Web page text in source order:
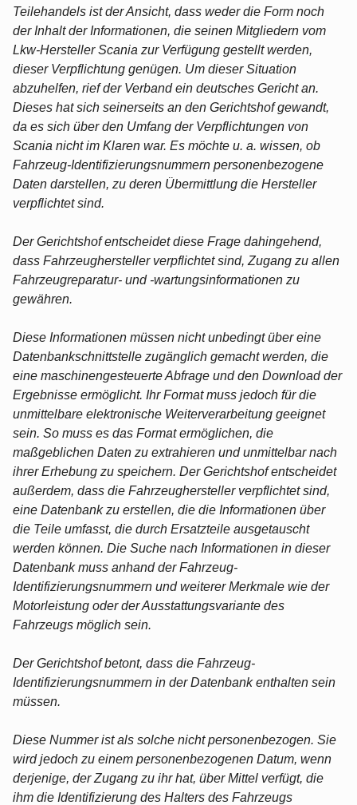
Teilehandels ist der Ansicht, dass weder die Form noch
der Inhalt der Informationen, die seinen Mitgliedern vom
Lkw-Hersteller Scania zur Verfügung gestellt werden,
dieser Verpflichtung genügen. Um dieser Situation
abzuhelfen, rief der Verband ein deutsches Gericht an.
Dieses hat sich seinerseits an den Gerichtshof gewandt,
da es sich über den Umfang der Verpflichtungen von
Scania nicht im Klaren war. Es möchte u. a. wissen, ob
Fahrzeug-Identifizierungsnummern personenbezogene
Daten darstellen, zu deren Übermittlung die Hersteller
verpflichtet sind.
Der Gerichtshof entscheidet diese Frage dahingehend,
dass Fahrzeughersteller verpflichtet sind, Zugang zu allen
Fahrzeugreparatur- und -wartungsinformationen zu
gewähren.
Diese Informationen müssen nicht unbedingt über eine
Datenbankschnittstelle zugänglich gemacht werden, die
eine maschinengesteuerte Abfrage und den Download der
Ergebnisse ermöglicht. Ihr Format muss jedoch für die
unmittelbare elektronische Weiterverarbeitung geeignet
sein. So muss es das Format ermöglichen, die
maßgeblichen Daten zu extrahieren und unmittelbar nach
ihrer Erhebung zu speichern. Der Gerichtshof entscheidet
außerdem, dass die Fahrzeughersteller verpflichtet sind,
eine Datenbank zu erstellen, die die Informationen über
die Teile umfasst, die durch Ersatzteile ausgetauscht
werden können. Die Suche nach Informationen in dieser
Datenbank muss anhand der Fahrzeug-
Identifizierungsnummern und weiterer Merkmale wie der
Motorleistung oder der Ausstattungsvariante des
Fahrzeugs möglich sein.
Der Gerichtshof betont, dass die Fahrzeug-
Identifizierungsnummern in der Datenbank enthalten sein
müssen.
Diese Nummer ist als solche nicht personenbezogen. Sie
wird jedoch zu einem personenbezogenen Datum, wenn
derjenige, der Zugang zu ihr hat, über Mittel verfügt, die
ihm die Identifizierung des Halters des Fahrzeugs